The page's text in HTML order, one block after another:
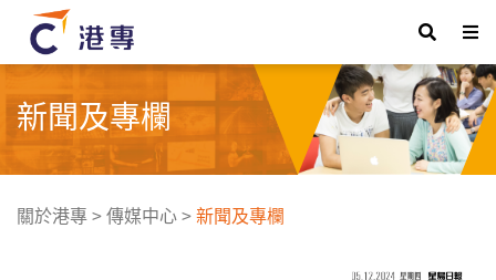
新聞及專欄
關於港專>傳媒中心>新聞及專欄